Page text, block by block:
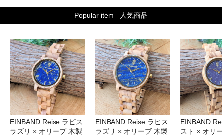
Popular item 人気商品
EINBAND Reise ラピス
ラズリ × オリーブ 木製
EINBAND Reise ラピス
ラズリ × オリーブ 木製
EINBAND
スト × オリ